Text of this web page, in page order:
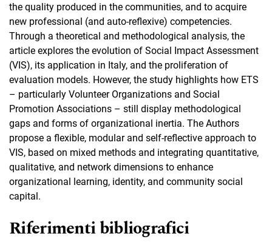
the quality produced in the communities, and to acquire
new professional (and auto-reflexive) competencies.
Through a theoretical and methodological analysis, the
article explores the evolution of Social Impact Assessment
(VIS), its application in Italy, and the proliferation of
evaluation models. However, the study highlights how ETS
– particularly Volunteer Organizations and Social
Promotion Associations – still display methodological
gaps and forms of organizational inertia. The Authors
propose a flexible, modular and self-reflective approach to
VIS, based on mixed methods and integrating quantitative,
qualitative, and network dimensions to enhance
organizational learning, identity, and community social
capital.
Riferimenti bibliografici